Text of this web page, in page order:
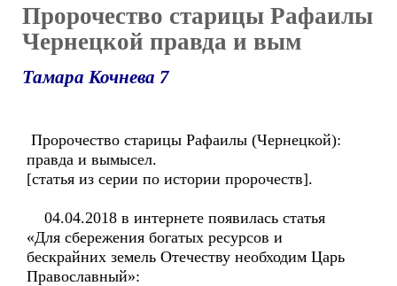
Пророчество старицы Рафаилы
Чернецкой правда и вым
Тамара Кочнева 7
Пророчество старицы Рафаилы (Чернецкой):
правда и вымысел.
[статья из серии по истории пророчеств].
04.04.2018 в интернете появилась статья
«Для сбережения богатых ресурсов и
бескрайних земель Отечеству необходим Царь
Православный»: